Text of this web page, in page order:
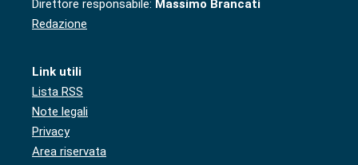
Direttore responsabile: Massimo Brancati
Redazione
Link utili
Lista RSS
Note legali
Privacy
Area riservata